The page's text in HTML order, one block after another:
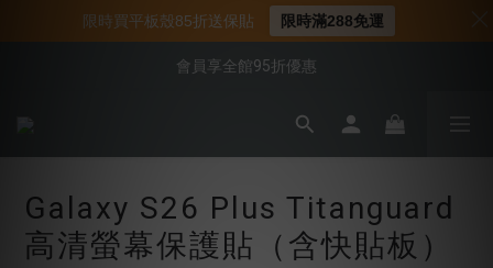
📍新客首購現折$50｜加入會員立即領取
📌年中下殺 手機殼3折起
會員享全館95折優惠
📍新客首購現折$50｜加入會員立即領取
Galaxy S26 Plus Titanguard
高清螢幕保護貼（含快貼板）
限時買平板殼85折送保貼 限時滿288免運